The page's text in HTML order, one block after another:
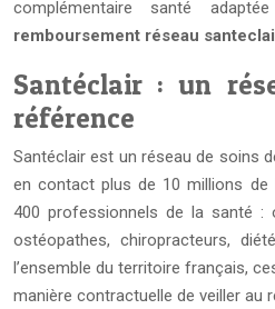
complémentaire santé
remboursement réseau
Santéclair : un
référence
Santéclair est un réseau de soins
en contact plus de 10 millions de
400 professionnels de la santé :
ostéopathes, chiropracteurs,
l’ensemble du territoire français,
manière contractuelle de veiller au